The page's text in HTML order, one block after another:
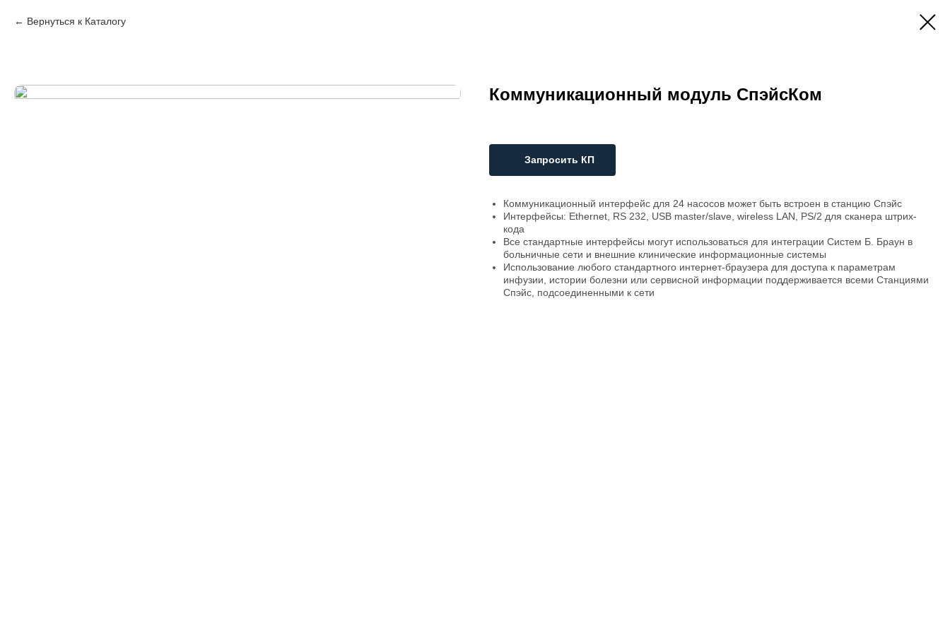
Вернуться к Каталогу
Коммуникационный модуль СпэйсКом
Запросить КП
Коммуникационный интерфейс для 24 насосов может быть встроен в станцию Спэйс
Интерфейсы: Ethernet, RS 232, USB master/slave, wireless LAN, PS/2 для сканера штрих-
кода
Все стандартные интерфейсы могут использоваться для интеграции Систем Б. Браун в
больничные сети и внешние клинические информационные системы
Использование любого стандартного интернет-браузера для доступа к параметрам
инфузии, истории болезни или сервисной информации поддерживается всеми Станциями
Спэйс, подсоединенными к сети